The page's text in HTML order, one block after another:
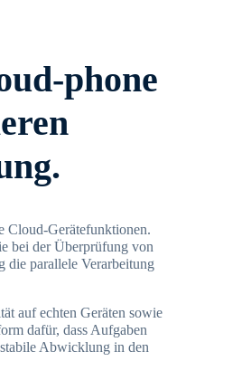
phone
Cloud-Gerätefunktionen.
bei der Überprüfung von
die parallele Verarbeitung
auf echten Geräten sowie
dafür, dass Aufgaben
Abwicklung in den